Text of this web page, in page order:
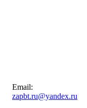
Email:
zapbt.ru@yandex.ru